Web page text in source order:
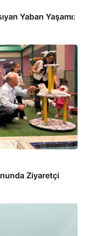
Yaban Yaşamı:
Ziyaretçi